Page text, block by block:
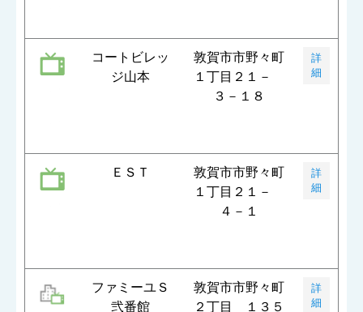
コートビレッ
ジ山本
敦賀市市野々町
１丁目２１－
３－１８
詳
細
ＥＳＴ
敦賀市市野々町
１丁目２１－
４－１
詳
細
ファミーユＳ
弐番館
敦賀市市野々町
２丁目 １３５
詳
細